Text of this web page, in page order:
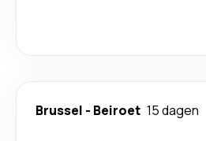
Brussel - Beiroet 15 dagen